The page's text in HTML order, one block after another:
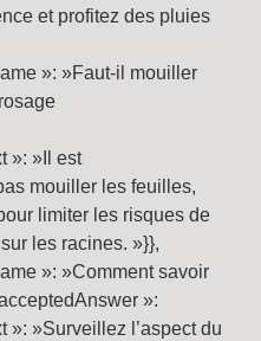
et profitez des pluies
»: »Faut-il mouiller
»: »Il est
mouiller les feuilles,
limiter les risques de
les racines. »}},
»: »Comment savoir
»:
»: »Surveillez l’aspect du